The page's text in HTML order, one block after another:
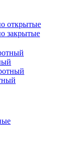
открытые
закрытые